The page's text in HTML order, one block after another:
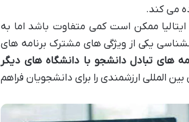
می کند.
ممکن است کمی متفاوت باشد اما به
یکی از ویژگی های مشترک برنامه های
های تبادل دانشجو با دانشگاه های دیگر
المللی ارزشمندی را برای دانشجویان فراهم